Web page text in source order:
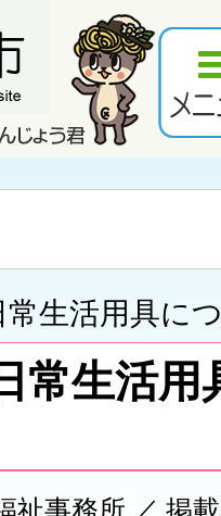
常生活用具に
常生活用
祉事務所 ／ 掲